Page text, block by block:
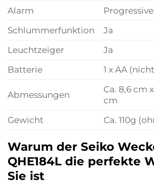
Alarm
Schlummerfunktion
Ja
Leuchtzeiger
Ja
Batterie
1 x AA
Abmessungen
Ca. 8,6 cm
cm
Gewicht
Ca. 110g
Warum der Seiko
QHE184L die perfekte
Sie ist